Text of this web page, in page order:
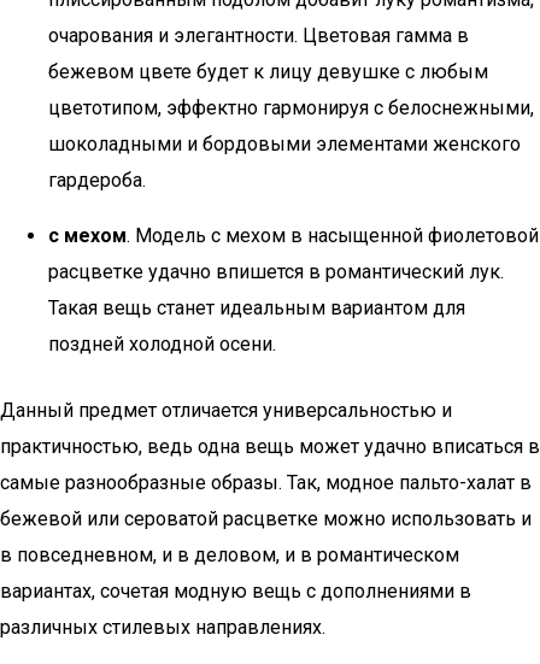
очарования и элегантности. Цветовая гамма в
бежевом цвете будет к лицу девушке с любым
цветотипом, эффектно гармонируя с белоснежными,
шоколадными и бордовыми элементами женского
гардероба.
с мехом. Модель с мехом в насыщенной фиолетовой
расцветке удачно впишется в романтический лук.
Такая вещь станет идеальным вариантом для
поздней холодной осени.
Данный предмет отличается универсальностью и
практичностью, ведь одна вещь может удачно вписаться в
самые разнообразные образы. Так, модное пальто-халат в
бежевой или сероватой расцветке можно использовать и
в повседневном, и в деловом, и в романтическом
вариантах, сочетая модную вещь с дополнениями в
различных стилевых направлениях.